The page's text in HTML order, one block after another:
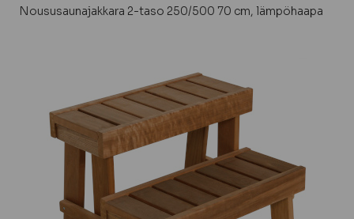
Noususaunajakkara 2-taso 250/500 70 cm, lämpöhaapa